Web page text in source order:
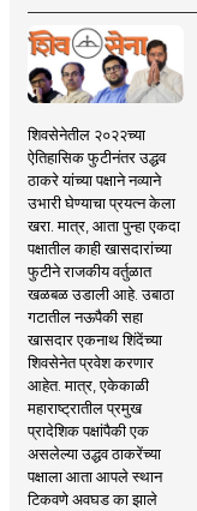
शिवसेनेतील २०२२च्या
ऐतिहासिक फुटीनंतर उद्धव
ठाकरे यांच्या पक्षाने नव्याने
उभारी घेण्याचा प्रयत्न केला
खरा. मात्र, आता पुन्हा एकदा
पक्षातील काही खासदारांच्या
फुटीने राजकीय वर्तुळात
खळबळ उडाली आहे. उबाठा
गटातील नऊपैकी सहा
खासदार एकनाथ शिंदेंच्या
शिवसेनेत प्रवेश करणार
आहेत. मात्र, एकेकाळी
महाराष्ट्रातील प्रमुख
प्रादेशिक पक्षांपैकी एक
असलेल्या उद्धव ठाकरेंच्या
पक्षाला आता आपले स्थान
टिकवणे अवघड का झाले